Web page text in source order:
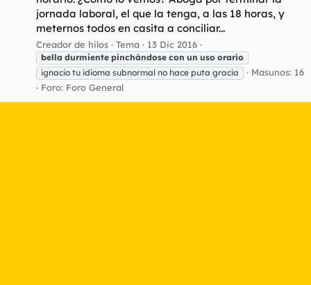
jornada laboral, el que la tenga, a las 18 horas, y
meternos todos en casita a conciliar...
Creador de hilos Tema 13 Dic 2016
bella durmiente pinchándose con un uso orario
ignacio tu idioma subnormal no hace puta gracia
Masunos: 16
Foro: Foro General